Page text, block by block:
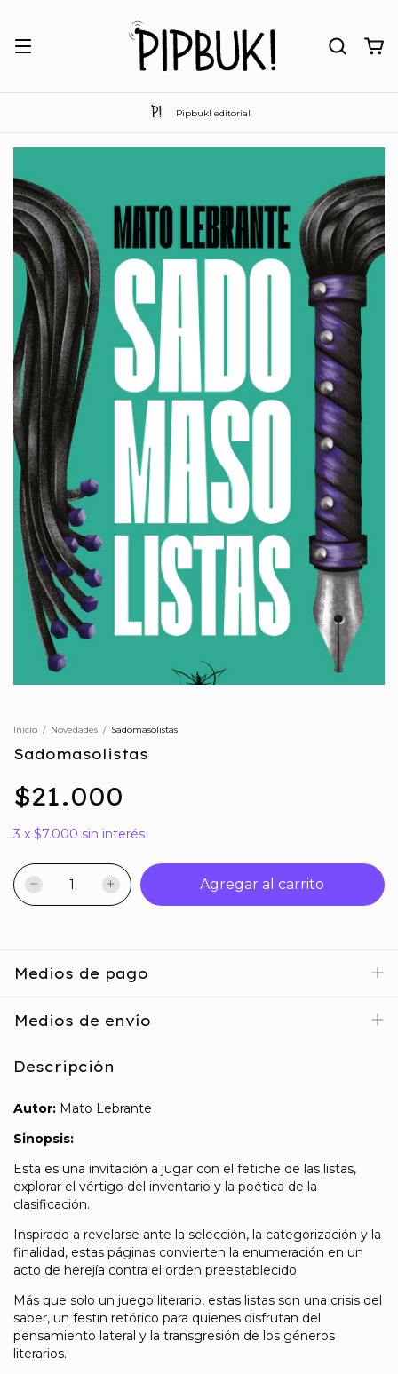
Pipbuk! editorial
Inicio / Novedades / Sadomasolistas
Sadomasolistas
$21.000
3 x $7.000 sin interés
Medios de pago
Medios de envío
Descripción
Autor: Mato Lebrante
Sinopsis:
Esta es una invitación a jugar con el fetiche de las listas,
explorar el vértigo del inventario y la poética de la
clasificación.
Inspirado a revelarse ante la selección, la categorización y la
finalidad, estas páginas convierten la enumeración en un
acto de herejía contra el orden preestablecido.
Más que solo un juego literario, estas listas son una crisis del
saber, un festín retórico para quienes disfrutan del
pensamiento lateral y la transgresión de los géneros
literarios.